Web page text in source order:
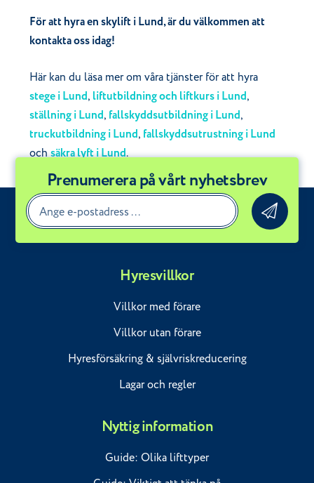
För att hyra en skylift i Lund, är du välkommen att
kontakta oss idag!
Här kan du läsa mer om våra tjänster för att hyra
stege i Lund, liftutbildning och liftkurs i Lund,
ställning i Lund, fallskyddsutbildning i Lund,
truckutbildning i Lund, fallskyddsutrustning i Lund
ochsäkra lyft i Lund.
Prenumerera på vårt nyhetsbrev
Hyresvillkor
Villkor med förare
Villkor utan förare
Hyresförsäkring & självriskreducering
Lagar och regler
Nyttig information
Guide: Olika lifttyper